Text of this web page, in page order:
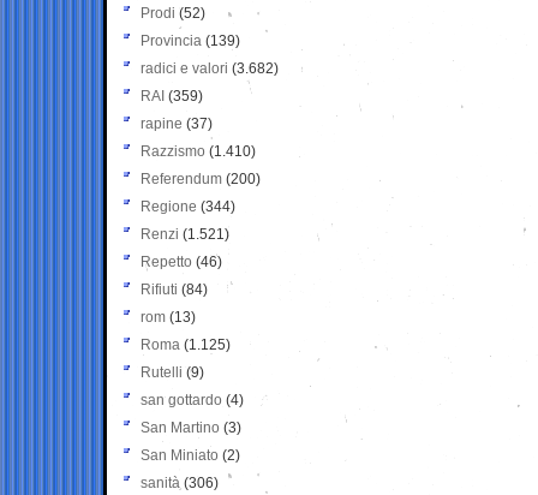
Prodi (52)
Provincia (139)
radici e valori (3.682)
RAI (359)
rapine (37)
Razzismo (1.410)
Referendum (200)
Regione (344)
Renzi (1.521)
Repetto (46)
Rifiuti (84)
rom (13)
Roma (1.125)
Rutelli (9)
san gottardo (4)
San Martino (3)
San Miniato (2)
sanità (306)